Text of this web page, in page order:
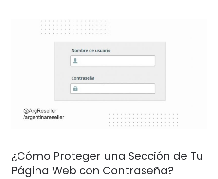
¿Cómo Proteger una Sección de Tu
Página Web con Contraseña?